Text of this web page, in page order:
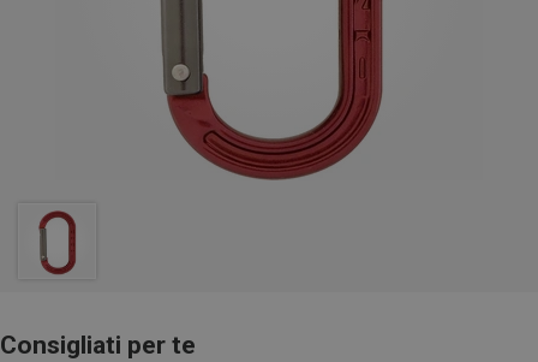
Consigliati per te